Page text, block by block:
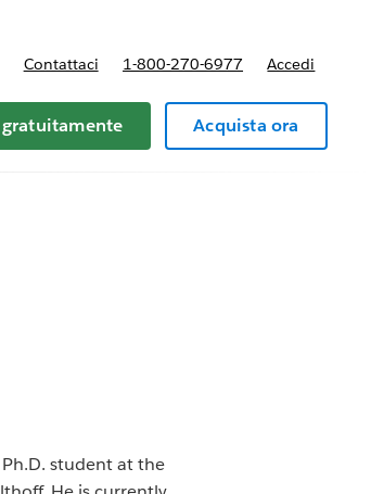
Contattaci 1-800-270-6977 Accedi
Acquista ora
student at the